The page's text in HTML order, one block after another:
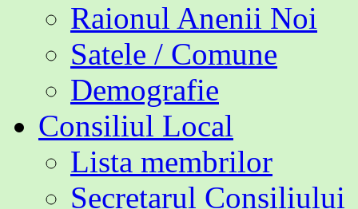
Raionul Anenii Noi
Satele / Comune
Demografie
Consiliul Local
Lista membrilor
Secretarul Consiliului